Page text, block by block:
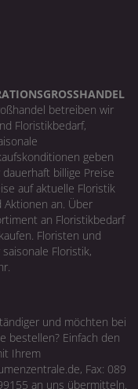
betreiben wir
Floristikbedarf,
geben
billige Preise
auf aktuelle Floristik
an. Über
an Floristikbedarf
Floristen und
Floristik,
und möchten bei
bestellen? Einfach den
Ihrem
Fax: 089
an uns übermitteln.